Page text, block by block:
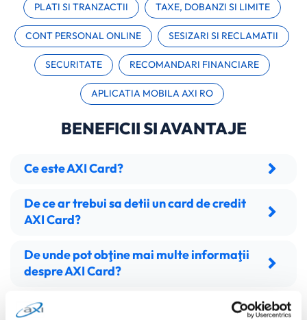
PLATI SI TRANZACTII TAXE, DOBANZI SI LIMITE
CONT PERSONAL ONLINE SESIZARI SI RECLAMATII
SECURITATE RECOMANDARI FINANCIARE
APLICATIA MOBILA AXI RO
BENEFICII SI AVANTAJE
Ce este AXI Card?
De ce ar trebui sa detii un card de credit
AXI Card?
De unde pot obţine mai multe informaţii
despre AXI Card?
Ce este Google Pay™?